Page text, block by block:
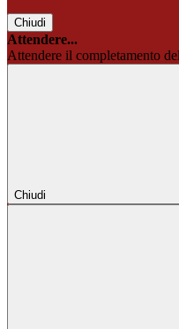
Chiudi
Attendere...
Attendere il completamento
Chiudi